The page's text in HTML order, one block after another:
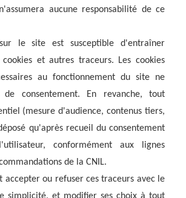
aucune responsabilité de ce
le site est susceptible d'entraîner
et autres traceurs. Les cookies
au fonctionnement du site ne
de consentement. En revanche, tout
(mesure d'audience, contenus tiers,
qu'après recueil du consentement
conformément aux lignes
de la CNIL.
accepter ou refuser ces traceurs avec le